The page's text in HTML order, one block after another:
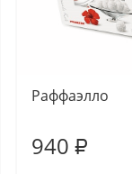
Раффаэлло
940 ₽